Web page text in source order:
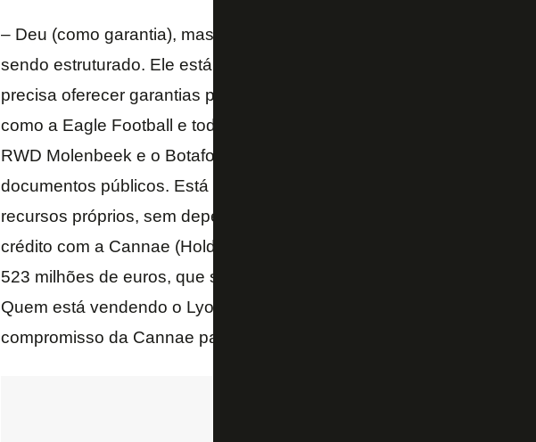
– Deu (como garantia), mas torcedores calma. Tem que entender
sendo estruturado. Ele está comprando o Lyon, buscou linha de
precisa oferecer garantias para sustentar a operação. São todos os
como a Eagle Football e todos os clubes que fazem parte, como o
RWD Molenbeek e o Botafogo, do qual tem 90% da SAF. Buscamos
documentos públicos. Está comprando o Lyon, pela primeira vez vai
recursos próprios, sem depender totalmente de recursos próprios.
crédito com a Cannae (Holding), que tem como representante Bill
523 milhões de euros, que são R$ 2,8 bilhões. A garantia são os
Quem está vendendo o Lyon precisa ter garantias. Ele precisava ter
compromisso da Cannae para participar – contou.